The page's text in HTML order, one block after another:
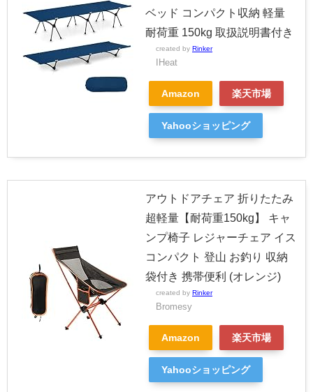
ベッド コンパクト収納 軽量
耐荷重 150kg 取扱説明書付き
created by Rinker
IHeat
Amazon 楽天市場
Yahooショッピング
アウトドアチェア 折りたたみ
超軽量【耐荷重150kg】 キャ
ンプ椅子 レジャーチェア イス
コンパクト 登山 お釣り 収納
袋付き 携帯便利 (オレンジ)
created by Rinker
Bromesy
Amazon 楽天市場
Yahooショッピング